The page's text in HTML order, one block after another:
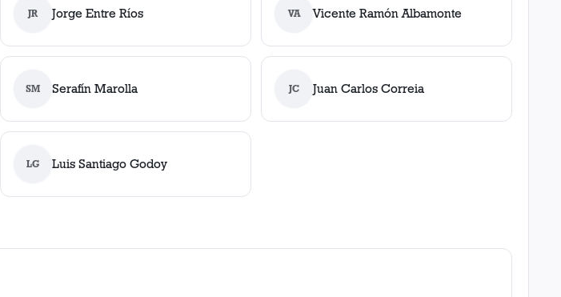
JR Jorge Entre Ríos VA Vicente Ramón Albamonte
SM Serafín Marolla JC Juan Carlos Correia
LG Luis Santiago Godoy